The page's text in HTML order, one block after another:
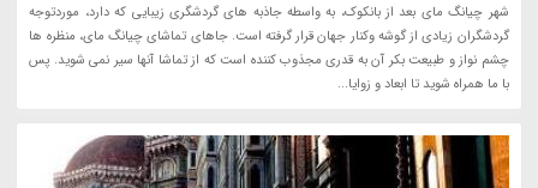
شهر چیانگ مای بعد از بانکوک، به واسطه جاذبه های گردشگری زیبایی که دارد، موردتوجه
گردشگران زیادی از گوشه وکنار جهان قرار گرفته است. جاهای تماشای چیانگ مای، منظره ها
چشم نواز و طبیعت بکر آن به قدری مجذوب کننده است که از تماشا آنها سیر نمی شوید. پس
با ما همراه شوید تا ابعاد و زوایا...